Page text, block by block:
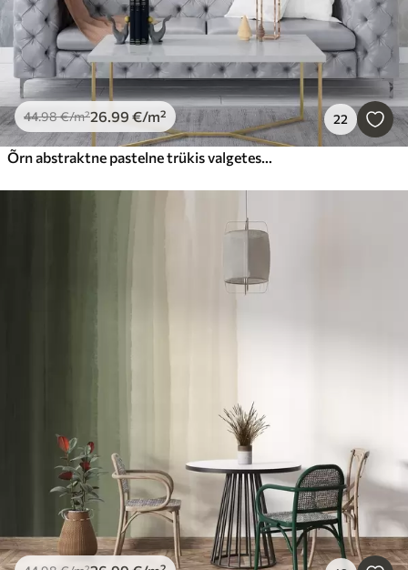
44.98€/m²26.99 €/m² 22
Õrn abstraktne pastelne trükis valgetest lilledest hägusel taustal, pehme ja eeterlik